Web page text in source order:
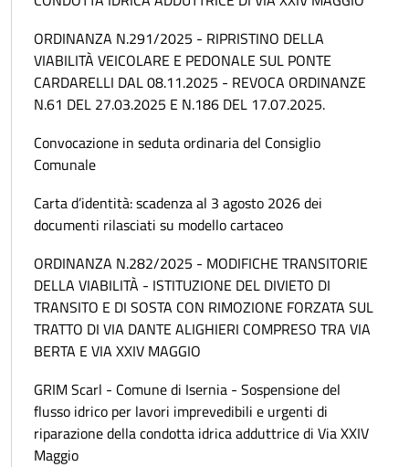
ORDINANZA N.291/2025 - RIPRISTINO DELLA
VIABILITÀ VEICOLARE E PEDONALE SUL PONTE
CARDARELLI DAL 08.11.2025 - REVOCA ORDINANZE
N.61 DEL 27.03.2025 E N.186 DEL 17.07.2025.
Convocazione in seduta ordinaria del Consiglio
Comunale
Carta d’identità: scadenza al 3 agosto 2026 dei
documenti rilasciati su modello cartaceo
ORDINANZA N.282/2025 - MODIFICHE TRANSITORIE
DELLA VIABILITÀ - ISTITUZIONE DEL DIVIETO DI
TRANSITO E DI SOSTA CON RIMOZIONE FORZATA SUL
TRATTO DI VIA DANTE ALIGHIERI COMPRESO TRA VIA
BERTA E VIA XXIV MAGGIO
GRIM Scarl - Comune di Isernia - Sospensione del
flusso idrico per lavori imprevedibili e urgenti di
riparazione della condotta idrica adduttrice di Via XXIV
Maggio